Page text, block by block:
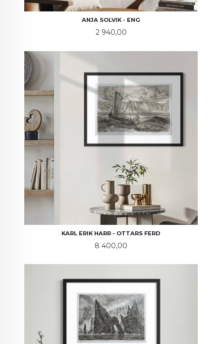
ANJA SOLVIK - ENG
Pris
2 940,00
KARL ERIK HARR - OTTARS FERD
Pris
8 400,00